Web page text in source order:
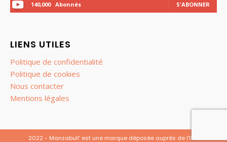
140,000 Abonnés S'ABONNER
LIENS UTILES
Politique de confidentialité
Politique de cookies
Nous contacter
Mentions légales
2022 - Manzabull' est une marque déposée auprès de l'INPI